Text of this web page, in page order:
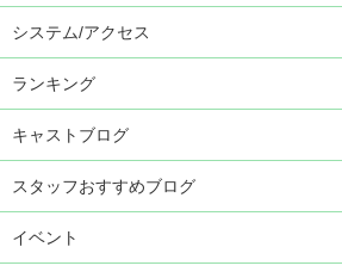
システム/アクセス
ランキング
キャストブログ
スタッフおすすめブログ
イベント